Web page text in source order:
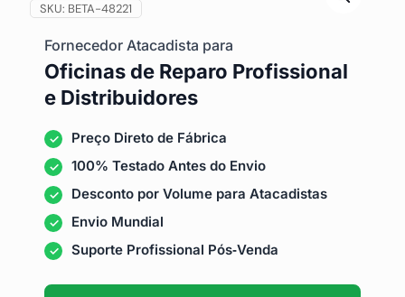
SKU: BETA-48221
Fornecedor Atacadista para
Oficinas de Reparo Profissional
e Distribuidores
Preço Direto de Fábrica
100% Testado Antes do Envio
Desconto por Volume para Atacadistas
Envio Mundial
Suporte Profissional Pós‑Venda